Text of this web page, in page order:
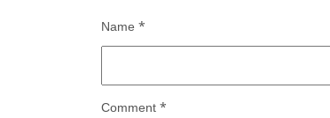
Comment *
Name *